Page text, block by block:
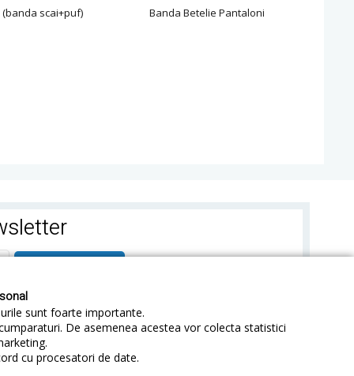
sunt foarte importante.
De asemenea acestea vor colecta statistici
cu procesatori de date.
scai+puf) Banda Betelie Pantaloni
Sitemap